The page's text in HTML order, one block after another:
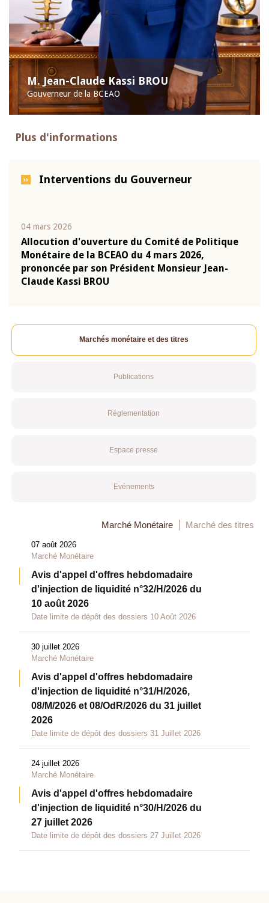
M. Jean-Claude Kassi BROU
Gouverneur de la BCEAO
Plus d'informations
Interventions du Gouverneur
04 mars 2026
Allocution d'ouverture du Comité de Politique
Monétaire de la BCEAO du 4 mars 2026,
prononcée par son Président Monsieur Jean-
Claude Kassi BROU
Marchés monétaire et des titres
Publications
Réglementation
Espace presse
Evénements
Marché Monétaire Marché des titres
07 août 2026
Marché Monétaire
Avis d'appel d'offres hebdomadaire
d'injection de liquidité n°32/H/2026 du
10 août 2026
Date limite de dépôt des dossiers 10 Août 2026
30 juillet 2026
Marché Monétaire
Avis d'appel d'offres hebdomadaire
d'injection de liquidité n°31/H/2026,
08/M/2026 et 08/OdR/2026 du 31 juillet
2026
Date limite de dépôt des dossiers 31 Juillet 2026
24 juillet 2026
Marché Monétaire
Avis d'appel d'offres hebdomadaire
d'injection de liquidité n°30/H/2026 du
27 juillet 2026
Date limite de dépôt des dossiers 27 Juillet 2026